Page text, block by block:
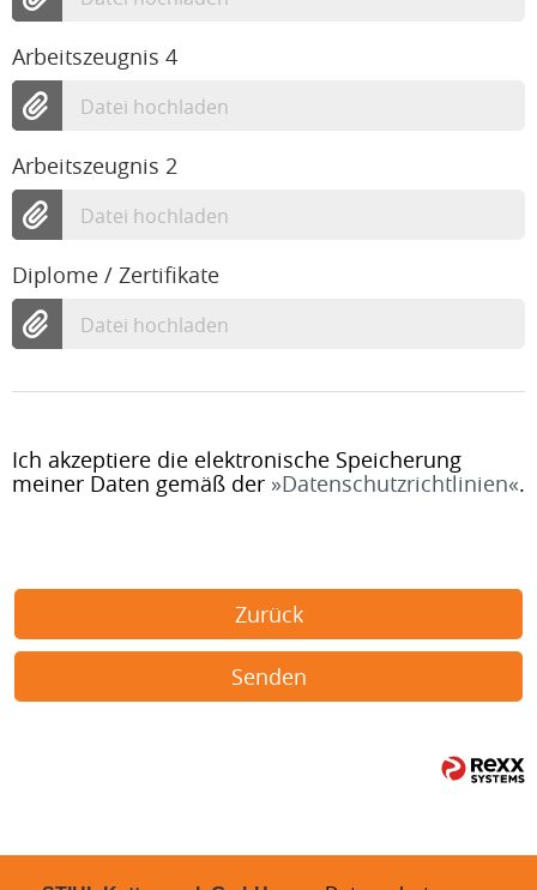
Arbeitszeugnis 4
Datei hochladen
Arbeitszeugnis 2
Datei hochladen
Diplome / Zertifikate
Datei hochladen
Ich akzeptiere die elektronische Speicherung
meiner Daten gemäß der
Datenschutzrichtlinien .
Zurück
Senden